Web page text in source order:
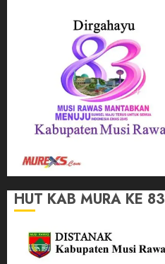
HUT KAB MURA KE 83